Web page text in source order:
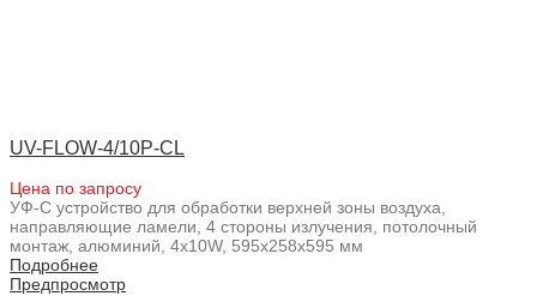
UV-FLOW-4/10P-CL
Цена по запросу
УФ-С устройство для обработки верхней зоны воздуха,
направляющие ламели, 4 стороны излучения, потолочный
монтаж, алюминий, 4x10W, 595x258x595 мм
Подробнее
Предпросмотр